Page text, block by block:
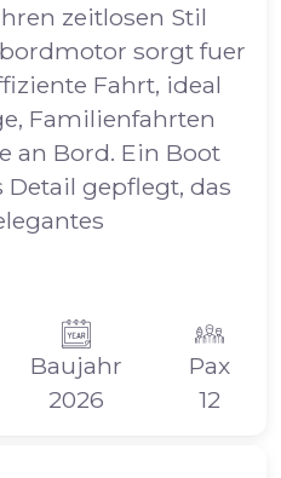
zeitlosen Stil
sorgt fuer
Fahrt, ideal
Familienfahrten
an Bord. Ein Boot
gepflegt, das
Baujahr
2026
Pax
12